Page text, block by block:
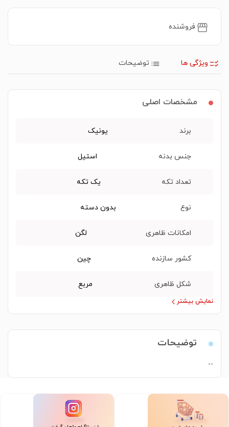
فروشنده
مشخصات اصلی
برند یونیک
جنس بدنه استیل
تعداد تکه یک تکه
نوع بدون دسته
امکانات ظاهری لگن
کشور سازنده چین
شکل ظاهری مربع
نمایش بیشتر
توضیحات
--